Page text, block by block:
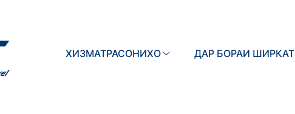
ХИЗМАТРАСОНИХО ДАР БОРАИ ШИРКАТ
Search